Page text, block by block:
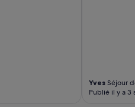
YvesSéjour
Publié il y a 3